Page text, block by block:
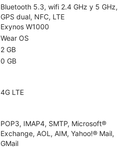
Bluetooth 5.3, wifi 2.4 GHz y 5 GHz,
GPS dual, NFC, LTE
Exynos W1000
Wear OS
2 GB
0 GB
4G LTE
POP3, IMAP4, SMTP, Microsoft®
Exchange, AOL, AIM, Yahoo!® Mail,
GMail